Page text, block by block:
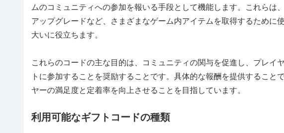
ムのコミュニティへの参加を報いる手段として機能します。これらは
アップグレードなど、さまざまなゲーム内アイテムを取得するために
大いに役立ちます。
これらのコードの主な目的は、コミュニティの関与を促進し、プレイ
トに参加することを奨励することです。具体的な報酬を提供すること
ヤーの満足度と定着率を向上させることを目指しています。
利用可能なギフトコードの種類